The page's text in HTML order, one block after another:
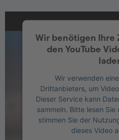
Wir benötigen Ihre
den YouTube
Wir verwenden
Drittanbieters, um
Dieser Service kann
sammeln. Bitte lesen
stimmen Sie der
dieses Video